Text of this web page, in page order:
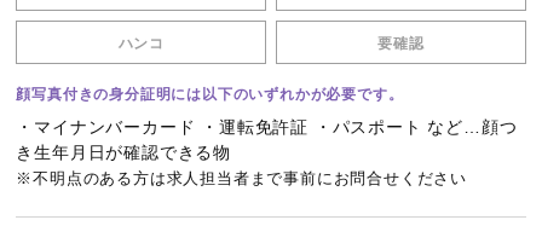
ハンコ 要確認
顔写真付きの身分証明には以下のいずれかが必要です。
・マイナンバーカード ・運転免許証 ・パスポート など…顔つ
き生年月日が確認できる物
※不明点のある方は求人担当者まで事前にお問合せください